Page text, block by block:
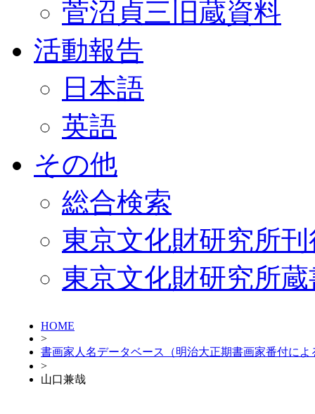
菅沼貞三旧蔵資料
活動報告
日本語
英語
その他
総合検索
東京文化財研究所
東京文化財研究所
HOME
>
書画家人名データベース（明治大正期書画家番付によ
>
山口兼哉